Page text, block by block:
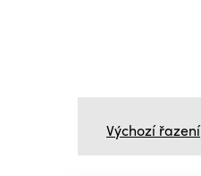
Výchozí řazení